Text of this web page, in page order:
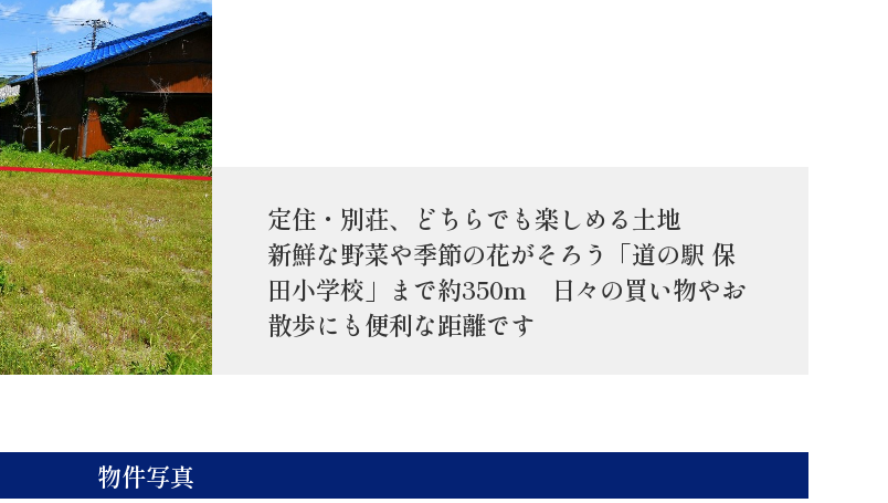
定住・別荘、どちらでも楽しめる土地
新鮮な野菜や季節の花がそろう「道の駅 保
田小学校」まで約350m 日々の買い物やお
散歩にも便利な距離です
物件写真